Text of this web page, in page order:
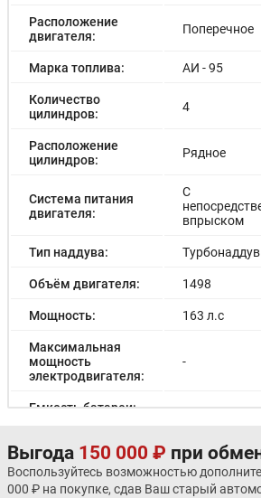
Расположение
двигателя:
Поперечное
Марка топлива: АИ - 95
Количество
цилиндров:
4
Расположение
цилиндров:
Рядное
Система питания
двигателя:
С
впрыском
Тип наддува: Турбонаддув
Объём двигателя: 1498
Мощность: 163 л.с
Максимальная
мощность
электродвигателя:
-
Емкость батареи: -
электричестве:
-
Время зарядки: -
Выгода 150 000 ₽ при
Воспользуйтесь возможностью
000 ₽ на покупке, сдав Ваш старый